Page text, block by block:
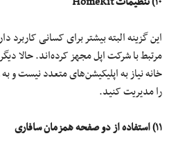
این گزینه البته بیشتر برای کسانی کاربرد
مرتبط با شرکت اپل مجهز کرده‌اند. حالا
را مدیریت کنید.
۱۱) استفاده از دو صفحه همزمان سافاری